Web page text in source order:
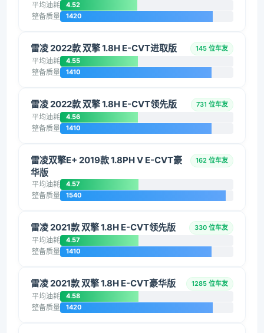
平均油耗 4.52
整备质量 1420
雷凌 2022款 双擎 1.8H E-CVT进取版 145 位车友
平均油耗 4.55
整备质量 1410
雷凌 2022款 双擎 1.8H E-CVT领先版 731 位车友
平均油耗 4.56
整备质量 1410
雷凌双擎E+ 2019款 1.8PH V E-CVT豪
华版
162 位车友
平均油耗 4.57
整备质量 1540
雷凌 2021款 双擎 1.8H E-CVT领先版 330 位车友
平均油耗 4.57
整备质量 1410
雷凌 2021款 双擎 1.8H E-CVT豪华版 1285 位车友
平均油耗 4.58
整备质量 1420